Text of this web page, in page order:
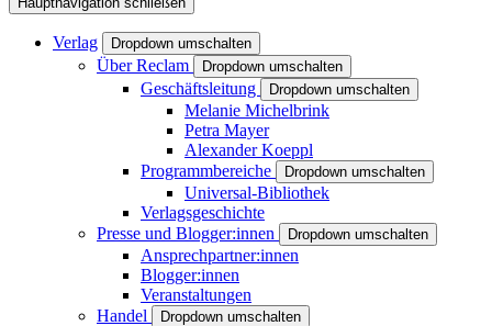
Verlag Dropdown umschalten
Über Reclam Dropdown umschalten
Geschäftsleitung Dropdown umschalten
Melanie Michelbrink
Petra Mayer
Alexander Koeppl
Programmbereiche
Dropdown umschalten
Universal-Bibliothek
Verlagsgeschichte
Presse und Blogger:innen
Dropdown umschalten
Ansprechpartner:innen
Blogger:innen
Veranstaltungen
Handel
Dropdown umschalten